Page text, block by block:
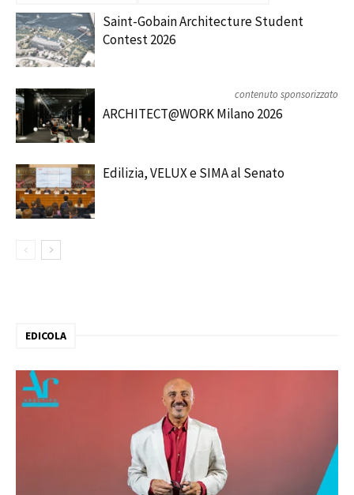
Saint-Gobain Architecture Student
Contest 2026
contenuto sponsorizzato
ARCHITECT@WORK Milano 2026
Edilizia, VELUX e SIMA al Senato
EDICOLA